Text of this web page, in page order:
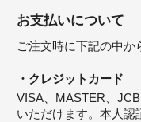
お支払いについて
ご注文時に下記の中か
クレジットカード
VISA、MASTER、
いただけます。本人認